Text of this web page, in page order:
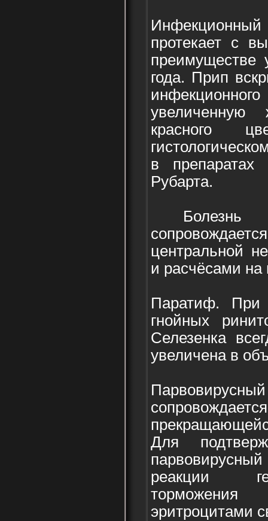
Инфекционный
протекает с
преимуществе
года. Прип
увеличенную
красного
в препаратах
Рубарта.
Болезнь
центральной
и расчёсами на
Паратиф. При
гнойных
Селезенка
увеличена в
Для
реакции
торможения
эритроцитами